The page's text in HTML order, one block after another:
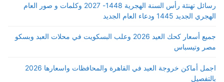
رسائل تهنئة رأس السنة الهجرية 1448- 2027 وكلمات و صور العام
الهجري الجديد 1445 ودعاء العام الجديد
جميع أسعار كحك العيد 2026 وعلب البسكويت في محلات العبد وبسكو
مصر وتيسباس
اجمل أماكن خروجة العيد في القاهرة والمحافظات واسعارها 2026
بالتفصيل